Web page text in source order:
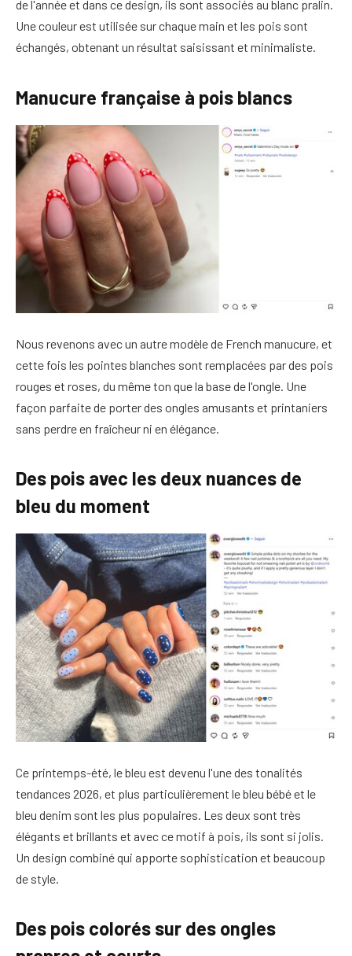
de l'année et dans ce design, ils sont associés au blanc pralin.
Une couleur est utilisée sur chaque main et les pois sont
échangés, obtenant un résultat saisissant et minimaliste.
Manucure française à pois blancs
Nous revenons avec un autre modèle de French manucure, et
cette fois les pointes blanches sont remplacées par des pois
rouges et roses, du même ton que la base de l'ongle. Une
façon parfaite de porter des ongles amusants et printaniers
sans perdre en fraîcheur ni en élégance.
Des pois avec les deux nuances de
bleu du moment
Ce printemps-été, le bleu est devenu l'une des tonalités
tendances 2026, et plus particulièrement le bleu bébé et le
bleu denim sont les plus populaires. Les deux sont très
élégants et brillants et avec ce motif à pois, ils sont si jolis.
Un design combiné qui apporte sophistication et beaucoup
de style.
Des pois colorés sur des ongles